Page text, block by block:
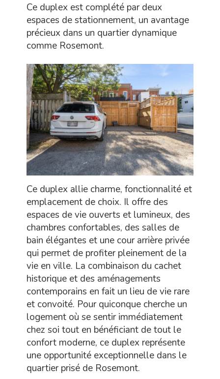
Ce duplex est complété par deux
espaces de stationnement, un avantage
précieux dans un quartier dynamique
comme Rosemont.
Ce duplex allie charme, fonctionnalité et
emplacement de choix. Il offre des
espaces de vie ouverts et lumineux, des
chambres confortables, des salles de
bain élégantes et une cour arrière privée
qui permet de profiter pleinement de la
vie en ville. La combinaison du cachet
historique et des aménagements
contemporains en fait un lieu de vie rare
et convoité. Pour quiconque cherche un
logement où se sentir immédiatement
chez soi tout en bénéficiant de tout le
confort moderne, ce duplex représente
une opportunité exceptionnelle dans le
quartier prisé de Rosemont.